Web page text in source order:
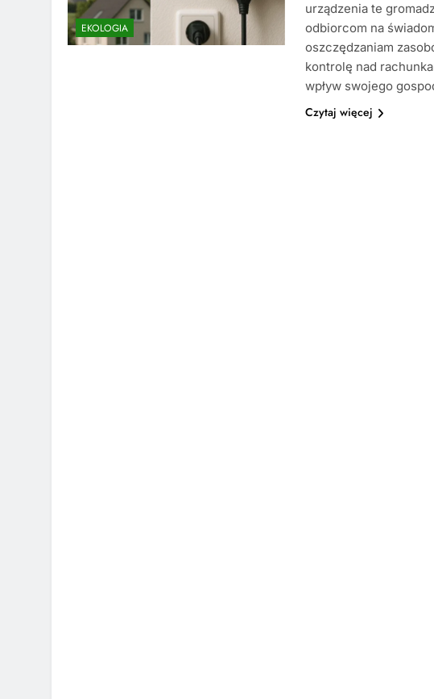
EKOLOGIA
urządzenia te
odbiorcom na
oszczędzaniam
kontrolę nad
wpływ swojego
Czytaj więcej